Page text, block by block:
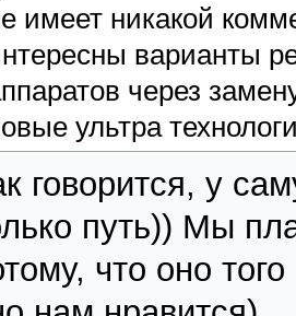
имеет никакой
варианты
через
ультра
говорится, у
путь)) Мы
что оно